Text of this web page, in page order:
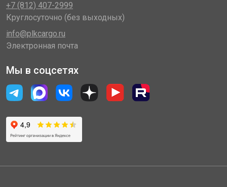
+7 (812) 407-2999
Круглосуточно (без выходных)
info@plkcargo.ru
Электронная почта
Мы в соцсетях